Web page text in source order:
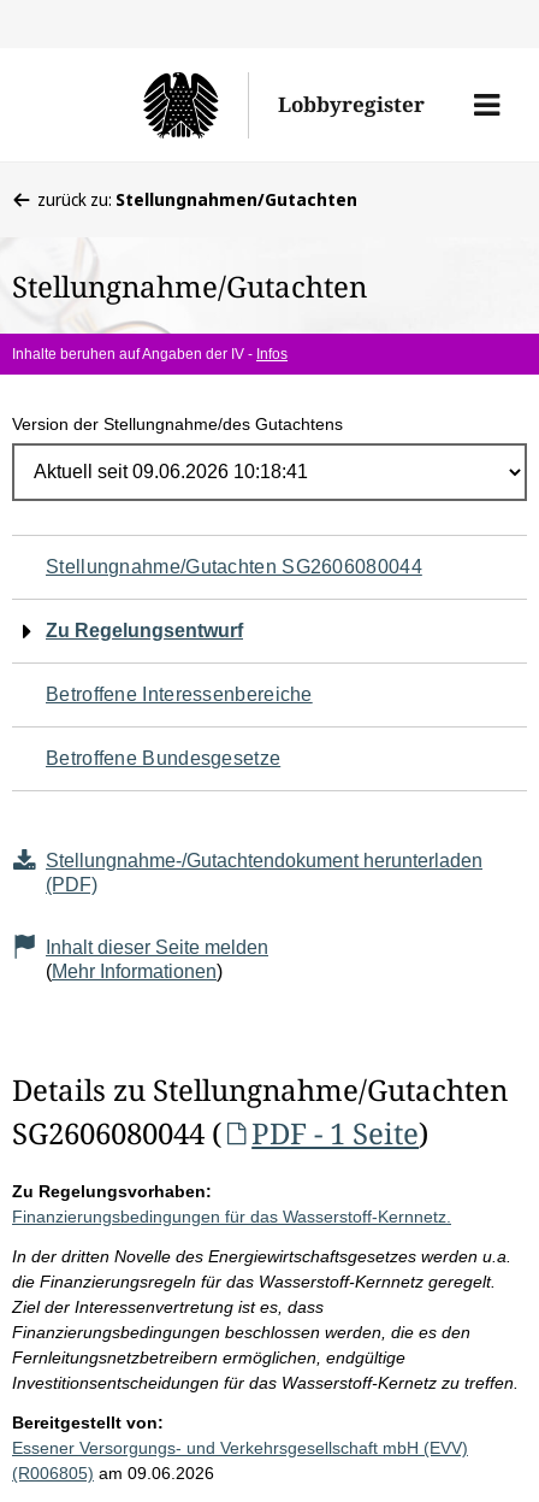
Lobbyregister
Menü
befinden
hier:
zurück zu: Stellungnahmen/Gutachten
Stellungnahme/Gutachten
Inhalte beruhen auf Angaben der IV - Infos
Version der Stellungnahme/des Gutachtens
Navigation
für
den
Seiteninhalt
Stellungnahme/Gutachten SG2606080044
Zu Regelungsentwurf
Betroffene Interessenbereiche
Betroffene Bundesgesetze
Stellungnahme-/Gutachtendokument herunterladen
(PDF)
Inhalt dieser Seite melden
(Mehr Informationen)
Details zu Stellungnahme/Gutachten
SG2606080044 (
PDF - 1 Seite)
Zu Regelungsvorhaben:
Finanzierungsbedingungen für das Wasserstoff-Kernnetz.
In der dritten Novelle des Energiewirtschaftsgesetzes werden u.a.
die Finanzierungsregeln für das Wasserstoff-Kernnetz geregelt.
Ziel der Interessenvertretung ist es, dass
Finanzierungsbedingungen beschlossen werden, die es den
Fernleitungsnetzbetreibern ermöglichen, endgültige
Investitionsentscheidungen für das Wasserstoff-Kernetz zu treffen.
Bereitgestellt von:
Essener Versorgungs- und Verkehrsgesellschaft mbH (EVV)
(R006805) am 09.06.2026